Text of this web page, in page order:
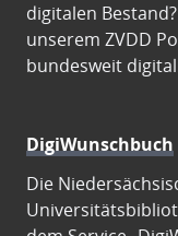
digitalen
unserem ZVDD
bundesweit
DigiWunschbuch
Die